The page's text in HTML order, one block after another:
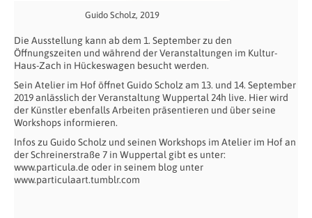
Guido Scholz, 2019
Die Ausstellung kann ab dem 1. September zu den
Öffnungszeiten und während der Veranstaltungen im Kultur-
Haus-Zach in Hückeswagen besucht werden.
Sein Atelier im Hof öffnet Guido Scholz am 13. und 14. September
2019 anlässlich der Veranstaltung Wuppertal 24h live. Hier wird
der Künstler ebenfalls Arbeiten präsentieren und über seine
Workshops informieren.
Infos zu Guido Scholz und seinen Workshops im Atelier im Hof an
der Schreinerstraße 7 in Wuppertal gibt es unter:
www.particula.de oder in seinem blog unter
www.particulaart.tumblr.com